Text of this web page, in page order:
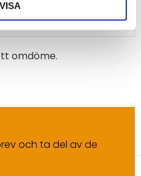
omdöme.
och ta del av de